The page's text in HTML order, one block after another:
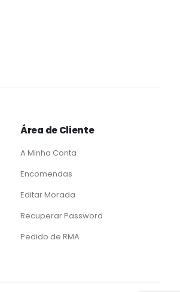
Área de Cliente
A Minha Conta
Encomendas
Editar Morada
Recuperar Password
Pedido de RMA